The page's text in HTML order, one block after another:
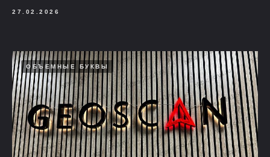
27.02.2026
ОБЪЕМНЫЕ БУКВЫ